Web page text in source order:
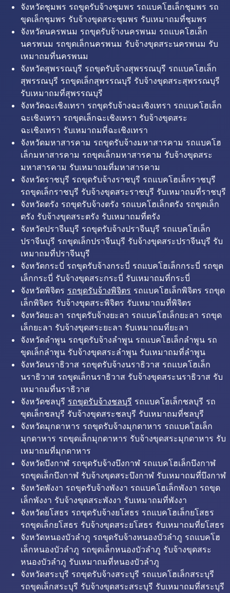
จังหวัดชุมพร รถขุดรับจ้างชุมพร รถแบคโฮเล็กชุมพร รถ
ขุดเล็กชุมพร รับจ้างขุดสระชุมพร รับเหมาถมที่ชุมพร
จังหวัดนครพนม รถขุดรับจ้างนครพนม รถแบคโฮเล็ก
นครพนม รถขุดเล็กนครพนม รับจ้างขุดสระนครพนม รับ
เหมาถมที่นครพนม
จังหวัดสุพรรณบุรี รถขุดรับจ้างสุพรรณบุรี รถแบคโฮเล็ก
สุพรรณบุรี รถขุดเล็กสุพรรณบุรี รับจ้างขุดสระสุพรรณบุรี
รับเหมาถมที่สุพรรณบุรี
จังหวัดฉะเชิงเทรา รถขุดรับจ้างฉะเชิงเทรา รถแบคโฮเล็ก
ฉะเชิงเทรา รถขุดเล็กฉะเชิงเทรา รับจ้างขุดสระ
ฉะเชิงเทรา รับเหมาถมที่ฉะเชิงเทรา
จังหวัดมหาสารคาม รถขุดรับจ้างมหาสารคาม รถแบคโฮ
เล็กมหาสารคาม รถขุดเล็กมหาสารคาม รับจ้างขุดสระ
มหาสารคาม รับเหมาถมที่มหาสารคาม
จังหวัดราชบุรี รถขุดรับจ้างราชบุรี รถแบคโฮเล็กราชบุรี
รถขุดเล็กราชบุรี รับจ้างขุดสระราชบุรี รับเหมาถมที่ราชบุรี
จังหวัดตรัง รถขุดรับจ้างตรัง รถแบคโฮเล็กตรัง รถขุดเล็ก
ตรัง รับจ้างขุดสระตรัง รับเหมาถมที่ตรัง
จังหวัดปราจีนบุรี รถขุดรับจ้างปราจีนบุรี รถแบคโฮเล็ก
ปราจีนบุรี รถขุดเล็กปราจีนบุรี รับจ้างขุดสระปราจีนบุรี รับ
เหมาถมที่ปราจีนบุรี
จังหวัดกระบี่ รถขุดรับจ้างกระบี่ รถแบคโฮเล็กกระบี่ รถขุด
เล็กกระบี่ รับจ้างขุดสระกระบี่ รับเหมาถมที่กระบี่
จังหวัดพิจิตร รถขุดรับจ้างพิจิตร รถแบคโฮเล็กพิจิตร รถขุด
เล็กพิจิตร รับจ้างขุดสระพิจิตร รับเหมาถมที่พิจิตร
จังหวัดยะลา รถขุดรับจ้างยะลา รถแบคโฮเล็กยะลา รถขุด
เล็กยะลา รับจ้างขุดสระยะลา รับเหมาถมที่ยะลา
จังหวัดลำพูน รถขุดรับจ้างลำพูน รถแบคโฮเล็กลำพูน รถ
ขุดเล็กลำพูน รับจ้างขุดสระลำพูน รับเหมาถมที่ลำพูน
จังหวัดนราธิวาส รถขุดรับจ้างนราธิวาส รถแบคโฮเล็ก
นราธิวาส รถขุดเล็กนราธิวาส รับจ้างขุดสระนราธิวาส รับ
เหมาถมที่นราธิวาส
จังหวัดชลบุรี รถขุดรับจ้างชลบุรี รถแบคโฮเล็กชลบุรี รถ
ขุดเล็กชลบุรี รับจ้างขุดสระชลบุรี รับเหมาถมที่ชลบุรี
จังหวัดมุกดาหาร รถขุดรับจ้างมุกดาหาร รถแบคโฮเล็ก
มุกดาหาร รถขุดเล็กมุกดาหาร รับจ้างขุดสระมุกดาหาร รับ
เหมาถมที่มุกดาหาร
จังหวัดบึงกาฬ รถขุดรับจ้างบึงกาฬ รถแบคโฮเล็กบึงกาฬ
รถขุดเล็กบึงกาฬ รับจ้างขุดสระบึงกาฬ รับเหมาถมที่บึงกาฬ
จังหวัดพังงา รถขุดรับจ้างพังงา รถแบคโฮเล็กพังงา รถขุด
เล็กพังงา รับจ้างขุดสระพังงา รับเหมาถมที่พังงา
จังหวัดยโสธร รถขุดรับจ้างยโสธร รถแบคโฮเล็กยโสธร
รถขุดเล็กยโสธร รับจ้างขุดสระยโสธร รับเหมาถมที่ยโสธร
จังหวัดหนองบัวลำภู รถขุดรับจ้างหนองบัวลำภู รถแบคโฮ
เล็กหนองบัวลำภู รถขุดเล็กหนองบัวลำภู รับจ้างขุดสระ
หนองบัวลำภู รับเหมาถมที่หนองบัวลำภู
จังหวัดสระบุรี รถขุดรับจ้างสระบุรี รถแบคโฮเล็กสระบุรี
รถขุดเล็กสระบุรี รับจ้างขุดสระสระบุรี รับเหมาถมที่สระบุรี